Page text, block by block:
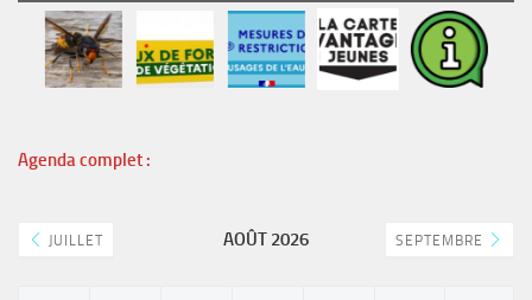
Agenda complet :
JUILLET AOÛT 2026 SEPTEMBRE